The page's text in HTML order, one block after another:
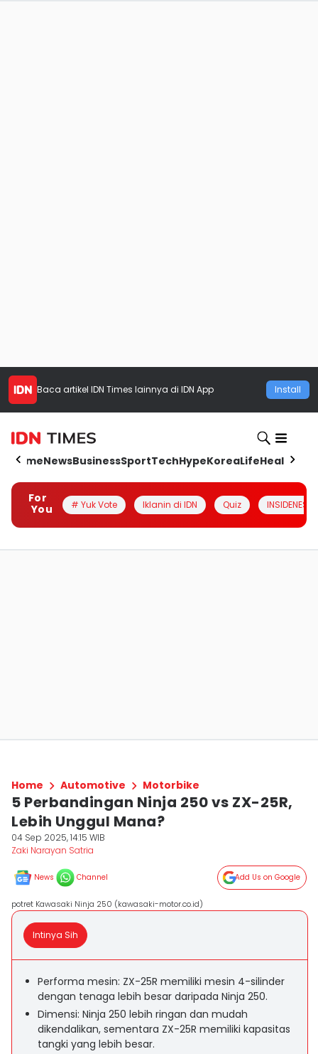
Baca artikel IDN Times lainnya di IDN App Install
HomeNewsBusinessSportTechHypeKoreaLifeHealth
For
You
# Yuk Vote Iklanin di IDN Quiz INSIDENESIA
Home Automotive Motorbike
5 Perbandingan Ninja 250 vs ZX-25R,
Lebih Unggul Mana?
04 Sep 2025, 14:15 WIB
Zaki Narayan Satria
News Channel Add Us on Google
potret Kawasaki Ninja 250 (kawasaki-motor.co.id)
Intinya Sih
Performa mesin: ZX-25R memiliki mesin 4-silinder
dengan tenaga lebih besar daripada Ninja 250.
Dimensi: Ninja 250 lebih ringan dan mudah
dikendalikan, sementara ZX-25R memiliki kapasitas
tangki yang lebih besar.